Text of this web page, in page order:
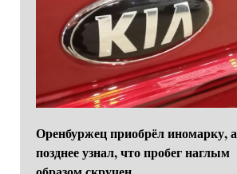
Оренбуржец приобрёл иномарку, а
позднее узнал, что пробег наглым